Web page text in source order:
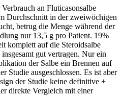
an Fluticasonsalbe
Durchschnitt in der zweiwöchigen
betrug die Menge während der
nur 13,5 g pro Patient. 19%
komplett auf die Steroidsalbe
gut vertragen. Nur ein
der Salbe ein Brennen auf
Studie ausgeschlossen. Es ist aber
der Studie keine definitive +
direkte Vergleich mit einer